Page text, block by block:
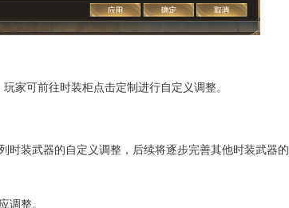
家可前往时装柜点击定制进行自定义调整。
时装武器的自定义调整，后续将逐步完善其他时装武器的
整。